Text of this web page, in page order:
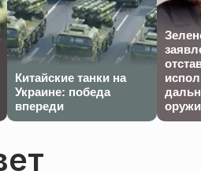
Китайские танки на
Украине: победа
впереди